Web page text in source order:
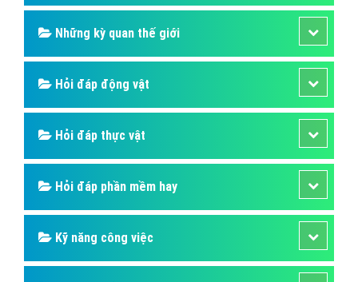
Những kỳ quan thế giới
Hỏi đáp động vật
Hỏi đáp thực vật
Hỏi đáp phần mềm hay
Kỹ năng công việc